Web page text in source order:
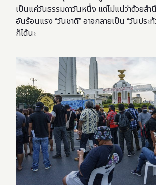
เป็นแค่วันธรรมดาวันหนึ่ง แต่ไม่แน่ว่าด้วยสำ
อันร้อนแรง “วันชาติ” อาจกลายเป็น “วันประ
ก็ได้นะ